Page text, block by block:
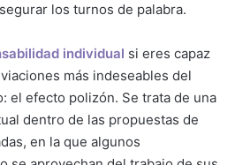
los turnos de palabra.
individual si eres capaz
más indeseables del
el efecto polizón. Se trata de una
dentro de las propuestas de
en la que algunos